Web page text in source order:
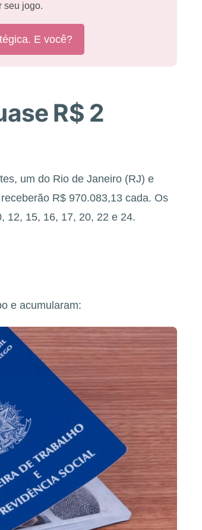
seu jogo.
E você?
R$ 2
um do Rio de Janeiro (RJ) e
R$ 970.083,13 cada. Os
12, 15, 16, 17, 20, 22 e 24.
e acumularam: